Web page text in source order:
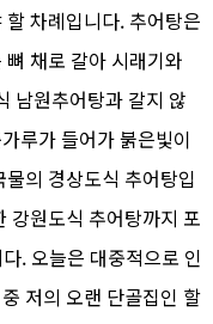
차례입니다. 추어탕은
채로 갈아 시래기와
남원추어탕과 갈지 않
루가 들어가 붉은빛이
의 경상도식 추어탕입
강원도식 추어탕까지 포
. 오늘은 대중적으로 인
저의 오랜 단골집인 할